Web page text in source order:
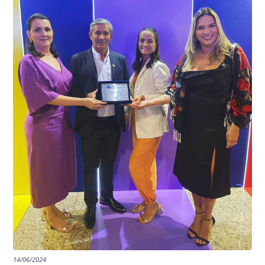
garantindo assim a continuidade e a qualidade do
programa.
EDITAL RENOVAÇÃO DO CREDENCIAMENTO
INSTITUIÇÕES
14/06/2024